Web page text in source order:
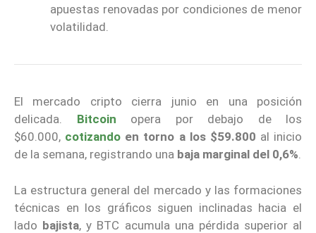
apuestas renovadas por condiciones de menor
volatilidad.
El mercado cripto cierra junio en una posición
delicada. Bitcoin
opera por debajo de los
$60.000, cotizando en torno a los $59.800 al inicio
de la semana, registrando una baja marginal del 0,6%.
La estructura general del mercado y las formaciones
técnicas en los gráficos siguen inclinadas hacia el
lado bajista, y BTC acumula una pérdida superior al